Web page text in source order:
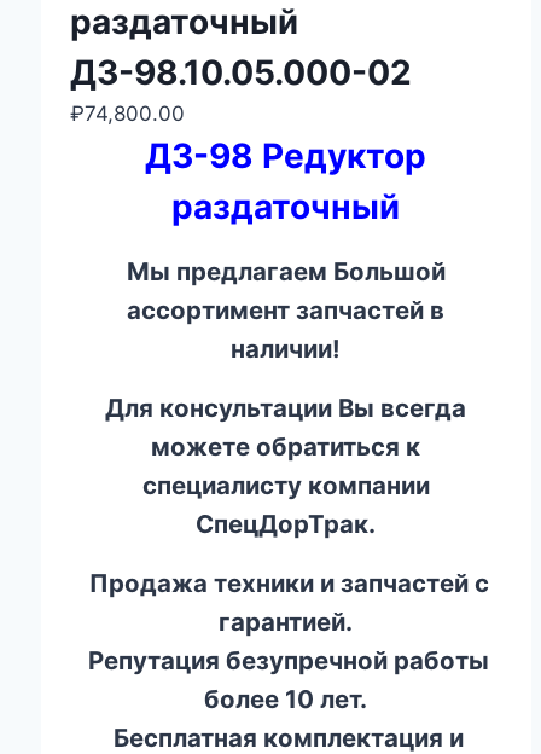
раздаточный
ДЗ-98.10.05.000-02
₽74,800.00
ДЗ-98 Редуктор
раздаточный
Мы предлагаем Большой
ассортимент запчастей в
наличии!
Для консультации Вы всегда
можете обратиться к
специалисту компании
СпецДорТрак.
Продажа техники и запчастей с
гарантией.
Репутация безупречной работы
более 10 лет.
Бесплатная комплектация и